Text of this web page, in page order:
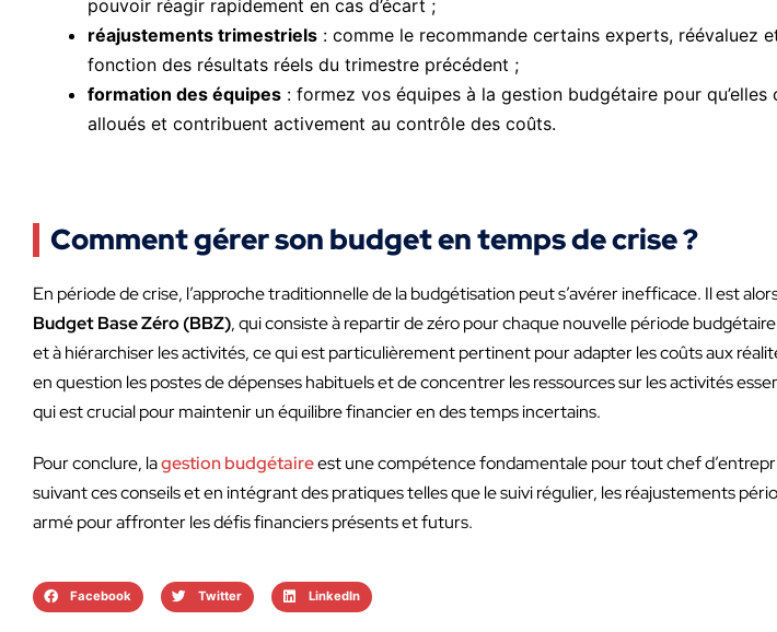
pouvoir réagir rapidement en cas d’écart ;
réajustements trimestriels : comme le recommande certains experts, réévaluez
fonction des résultats réels du trimestre précédent ;
formation des équipes : formez vos équipes à la gestion budgétaire pour
alloués et contribuent activement au contrôle des coûts.
Comment gérer son budget en temps de crise ?
En période de crise, l’approche traditionnelle de la budgétisation peut s’avérer inefficace. Il est
Budget Base Zéro (BBZ), qui consiste à repartir de zéro pour chaque nouvelle période
et à hiérarchiser les activités, ce qui est particulièrement pertinent pour adapter les coûts aux
en question les postes de dépenses habituels et de concentrer les ressources sur les activités
qui est crucial pour maintenir un équilibre financier en des temps incertains.
Pour conclure, lagestion budgétaireest une compétence fondamentale pour tout chef
suivant ces conseils et en intégrant des pratiques telles que le suivi régulier, les réajustements
armé pour affronter les défis financiers présents et futurs.
Facebook Twitter LinkedIn